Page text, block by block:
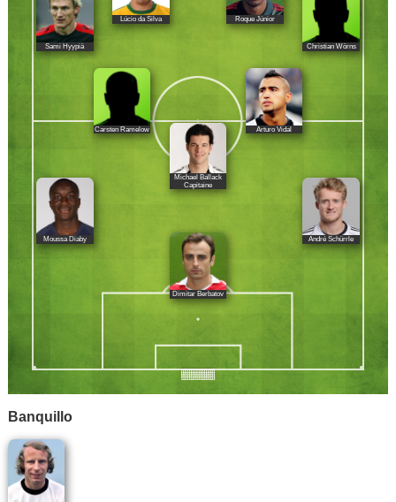
Sami Hyypiä
Lúcio da Silva Roque Júnior
Christian Wörns
Carsten Ramelow Arturo Vidal
Michael Ballack
Capitaine
André Schürrle
Moussa Diaby
Dimitar Berbatov
Banquillo